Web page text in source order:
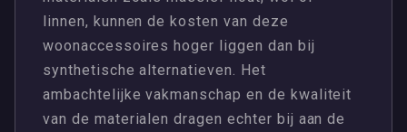
linnen, kunnen de kosten van deze
woonaccessoires hoger liggen dan bij
synthetische alternatieven. Het
ambachtelijke vakmanschap en de kwaliteit
van de materialen dragen echter bij aan de